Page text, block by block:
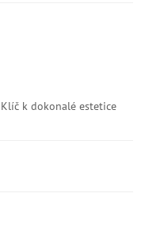
k dokonalé estetice